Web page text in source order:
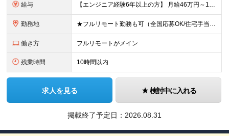
給与 【エンジニア経験6年以上の方】 月給46万円～100万円（固定残業代含む） ※上記月給には月30時間分の固定残業代（月8万7,400円～月19万円）を含む。超過分は全額支給。 【エンジニア経験4年以
勤務地 ★フルリモート勤務も可（全国応募OK/住宅手当を支給します） ※案件によって常駐が必要になる場合があります。 ※希望がない限り、転勤はありません ※U・Iターン歓迎 ★ルトラの社員は全国各地で活躍中
働き方 フルリモートがメイン
残業時間 10時間以内
求人を見る 検討中に入れる
掲載終了予定日： 2026.08.31